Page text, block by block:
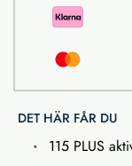
DET HÄR FÅR DU
115 PLUS